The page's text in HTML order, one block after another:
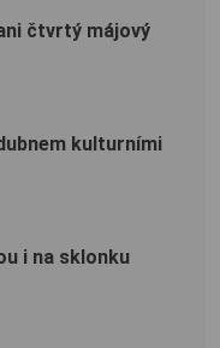
čtvrtý májový
kulturními
i na sklonku